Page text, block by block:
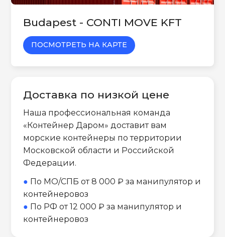
Budapest - CONTI MOVE KFT
ПОСМОТРЕТЬ НА КАРТЕ
Доставка по низкой цене
Наша профессиональная команда
«Контейнер Даром» доставит вам
морские контейнеры по территории
Московской области и Российской
Федерации.
● По МО/СПБ от 8 000 ₽ за манипулятор и
контейнеровоз
● По РФ от 12 000 ₽ за манипулятор и
контейнеровоз